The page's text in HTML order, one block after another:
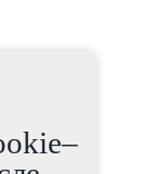
зеркало